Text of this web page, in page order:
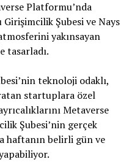
Platformu’nda
Şubesi ve Nays
yakınsayan
tasarladı.
teknoloji odaklı,
startuplara özel
Metaverse
Şubesi’nin gerçek
haftanın belirli gün ve